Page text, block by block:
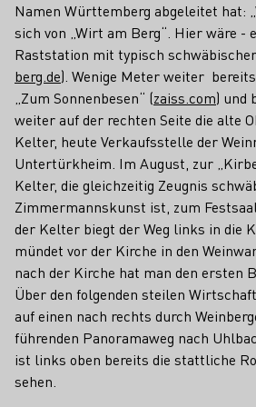
Namen Württemberg abgeleitet hat:
sich von „Wirt am Berg“. Hier wäre -
Raststation mit typisch
berg.de). Wenige Meter weiter
„Zum Sonnenbesen“ (zaiss.com) und
weiter auf der rechten Seite die alte
Kelter, heute Verkaufsstelle der
Untertürkheim. Im August, zur
Kelter, die gleichzeitig Zeugnis
Zimmermannskunst ist, zum
der Kelter biegt der Weg links in die
mündet vor der Kirche in den
nach der Kirche hat man den ersten
Über den folgenden steilen
auf einen nach rechts durch
führenden Panoramaweg nach
ist links oben bereits die stattliche
sehen.